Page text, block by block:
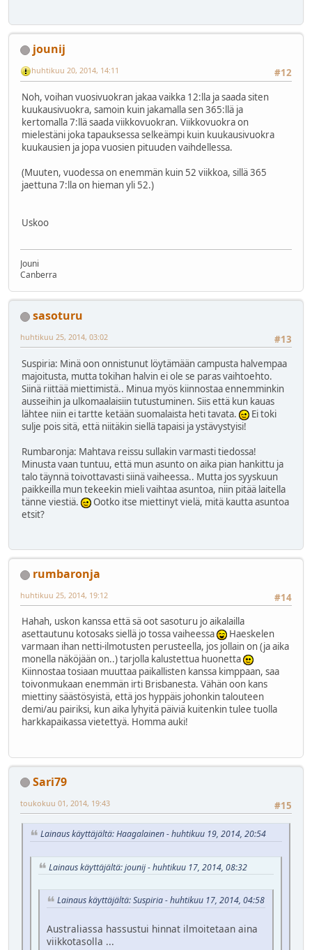
jounij
#12
huhtikuu 20, 2014, 14:11
Noh, voihan vuosivuokran jakaa vaikka 12:lla ja saada siten
kuukausivuokra, samoin kuin jakamalla sen 365:llä ja
kertomalla 7:llä saada viikkovuokran. Viikkovuokra on
mielestäni joka tapauksessa selkeämpi kuin kuukausivuokra
kuukausien ja jopa vuosien pituuden vaihdellessa.
(Muuten, vuodessa on enemmän kuin 52 viikkoa, sillä 365
jaettuna 7:lla on hieman yli 52.)
Uskoo
Jouni
Canberra
sasoturu
#13
huhtikuu 25, 2014, 03:02
Suspiria: Minä oon onnistunut löytämään campusta halvempaa
majoitusta, mutta tokihan halvin ei ole se paras vaihtoehto.
Siinä riittää miettimistä.. Minua myös kiinnostaa ennemminkin
ausseihin ja ulkomaalaisiin tutustuminen. Siis että kun kauas
lähtee niin ei tartte ketään suomalaista heti tavata.
Ei toki
sulje pois sitä, että niitäkin siellä tapaisi ja ystävystyisi!
Rumbaronja: Mahtava reissu sullakin varmasti tiedossa!
Minusta vaan tuntuu, että mun asunto on aika pian hankittu ja
talo täynnä toivottavasti siinä vaiheessa.. Mutta jos syyskuun
paikkeilla mun tekeekin mieli vaihtaa asuntoa, niin pitää laitella
tänne viestiä.
Ootko itse miettinyt vielä, mitä kautta asuntoa
etsit?
rumbaronja
#14
huhtikuu 25, 2014, 19:12
Hahah, uskon kanssa että sä oot sasoturu jo aikalailla
asettautunu kotosaks siellä jo tossa vaiheessa
Haeskelen
varmaan ihan netti-ilmotusten perusteella, jos jollain on (ja aika
monella näköjään on..) tarjolla kalustettua huonetta
Kiinnostaa tosiaan muuttaa paikallisten kanssa kimppaan, saa
toivonmukaan enemmän irti Brisbanesta. Vähän oon kans
miettiny säästösyistä, että jos hyppäis johonkin talouteen
demi/au pairiksi, kun aika lyhyitä päiviä kuitenkin tulee tuolla
harkkapaikassa vietettyä. Homma auki!
Sari79
#15
toukokuu 01, 2014, 19:43
Lainaus käyttäjältä: Haagalainen - huhtikuu 19, 2014, 20:54
Lainaus käyttäjältä: jounij - huhtikuu 17, 2014, 08:32
Lainaus käyttäjältä: Suspiria - huhtikuu 17, 2014, 04:58
Australiassa hassustui hinnat ilmoitetaan aina
viikkotasolla ...